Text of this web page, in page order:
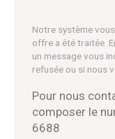
Notre système
offre a été traitée.
un message vous
refusée ou si nous
Pour nous
composer le
6688